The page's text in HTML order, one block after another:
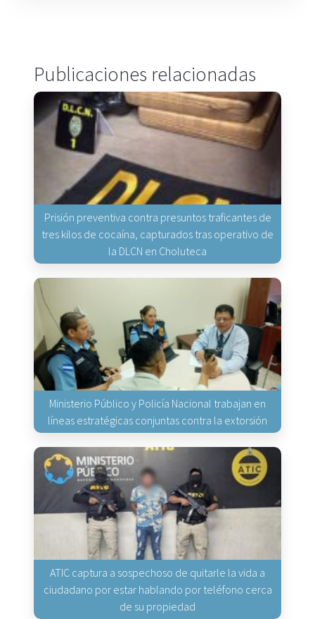
Publicaciones relacionadas
Prisión preventiva contra presuntos traficantes de
tres kilos de cocaína, capturados tras operativo de
la DLCN en Choluteca
Ministerio Público y Policía Nacional trabajan en
líneas estratégicas conjuntas contra la extorsión
ATIC captura a sospechoso de quitarle la vida a
ciudadano por estar hablando por teléfono cerca
de su propiedad